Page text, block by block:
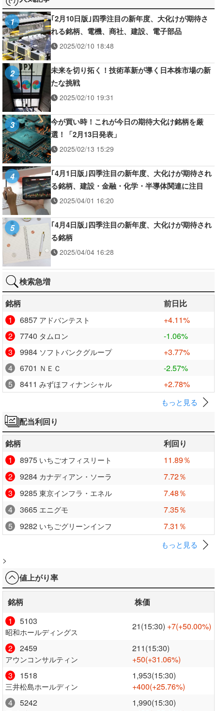
1
｢2月10日版｣四季注目の新年度、大化けが期待さ
れる銘柄、電機、商社、建設、電子部品
2025/02/10 18:48
2
未来を切り拓く！技術革新が導く日本株市場の新
たな挑戦
2025/02/10 19:31
3
今が買い時！これが今日の期待大化け銘柄を厳
選！「2月13日発表」
2025/02/13 15:29
4
｢4月1日版｣四季注目の新年度、大化けが期待され
る銘柄、建設・金融・化学・半導体関連に注目
2025/04/01 16:20
5
｢4月4日版｣四季注目の新年度、大化けが期待され
る銘柄
2025/04/04 16:28
検索急増
銘柄
前日比
1
6857 アドバンテスト
+4.11%
2
7740 タムロン
-1.06%
3
9984 ソフトバンクグループ
+3.77%
4
6701 ＮＥＣ
-2.57%
5
8411 みずほフィナンシャル +2.78%
もっと見る
配当利回り
銘柄
利回り
1
8975 いちごオフィスリート
11.89％
2
9284 カナディアン・ソーラ
7.72％
3
9285東京インフラ・エネル
7.48％
4
3665 エニグモ
7.35％
5
9282 いちごグリーンインフ 7.31％
もっと見る
>
値上がり率
銘柄
株価
1
5103
昭和ホールディングス
21(15:30) +7(+50.00%)
2
2459
アウンコンサルティン
211(15:30)
+50(+31.06%)
3
1518
三井松島ホールディン
1,953(15:30)
+400(+25.76%)
4
5242
1,990(15:30)